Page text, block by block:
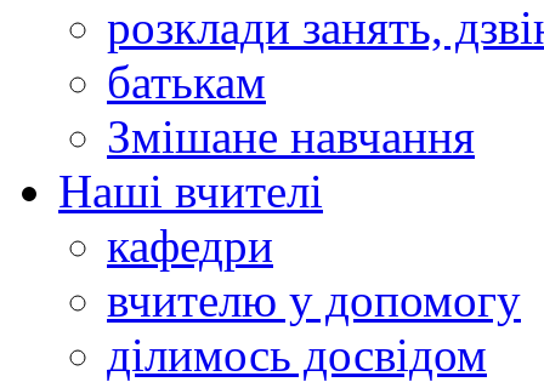
розклади занять,
батькам
Змішане навчання
Наші вчителі
кафедри
вчителю у допомогу
ділимось досвідом